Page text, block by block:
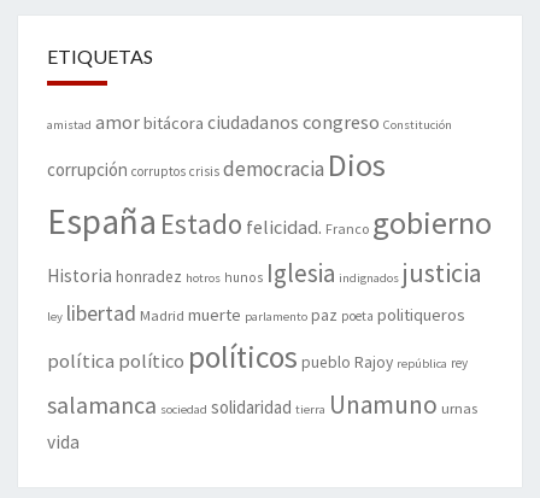
ETIQUETAS
amistad amorbitácora ciudadanos congreso Constitución
corrupción corruptos crisis democracia Dios
España Estado felicidad. Franco gobierno
Historia honradez hotros hunos Iglesia indignados justicia
ley libertad Madrid muerte parlamento paz poeta politiqueros
política político políticos pueblo Rajoy república rey
salamanca sociedad solidaridad tierra Unamuno urnas
vida